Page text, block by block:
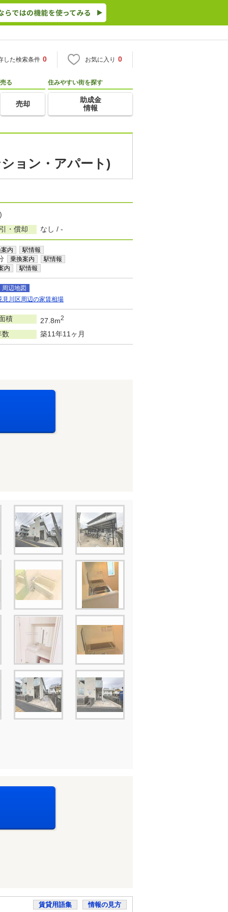
した検索条件 0 お気に入り 0
売る
売却
住みやすい街を探す
助成金
情報
ョン・アパート)
・償却 なし / -
内 駅情報
乗換案内 駅情報
内 駅情報
周辺地図
見川区周辺の家賃相場
積 27.8m2
数 築11年11ヶ月
賃貸用語集 情報の見方